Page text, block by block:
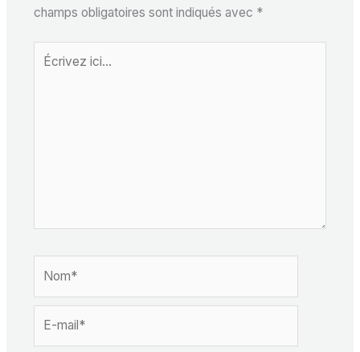
champs obligatoires sont indiqués avec *
Écrivez